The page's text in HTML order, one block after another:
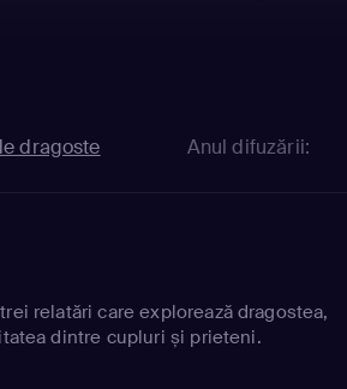
dragoste Anul difuzării:
relatări care explorează dragostea,
dintre cupluri și prieteni.